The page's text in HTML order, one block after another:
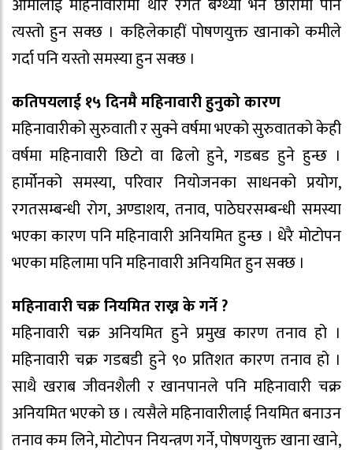
आमालाई महिनावारीमा थारै रगत बग्थ्यो भने छोरीमा पनि
त्यस्तो हुन सक्छ । कहिलेकाहीं पोषणयुक्त खानाको कमीले
गर्दा पनि यस्तो समस्या हुन सक्छ ।
कतिपयलाई १५ दिनमै महिनावारी हुनुको कारण
महिनावारीको सुरुवाती र सुक्ने वर्षमा भएको सुरुवातको केही
वर्षमा महिनावारी छिटो वा ढिलो हुने, गडबड हुने हुन्छ ।
हार्मोनको समस्या, परिवार नियोजनका साधनको प्रयोग,
रगतसम्बन्धी रोग, अण्डाशय, तनाव, पाठेघरसम्बन्धी समस्या
भएका कारण पनि महिनावारी अनियमित हुन्छ । धेरै मोटोपन
भएका महिलामा पनि महिनावारी अनियमित हुन सक्छ ।
महिनावारी चक्र नियमित राख्न के गर्ने ?
महिनावारी चक्र अनियमित हुने प्रमुख कारण तनाव हो ।
महिनावारी चक्र गडबडी हुने ९० प्रतिशत कारण तनाव हो ।
साथै खराब जीवनशैली र खानपानले पनि महिनावारी चक्र
अनियमित भएको छ । त्यसैले महिनावारीलाई नियमित बनाउन
तनाव कम लिने, मोटोपन नियन्त्रण गर्ने, पोषणयुक्त खाना खाने,